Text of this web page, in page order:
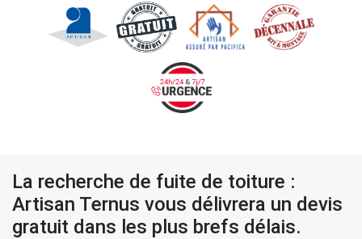
La recherche de fuite de toiture :
Artisan Ternus vous délivrera un devis
gratuit dans les plus brefs délais.